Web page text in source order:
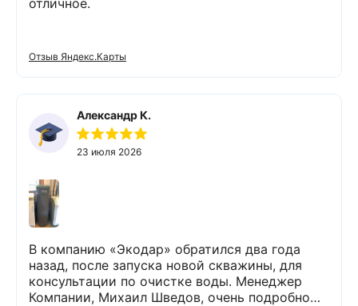
Отзыв Яндекс.Карты
Александр К.
23 июля 2026
В компанию «Экодар» обратился два года
назад, после запуска новой скважины, для
консультации по очистке воды. Менеджер
Компании, Михаил Шведов, очень подробно